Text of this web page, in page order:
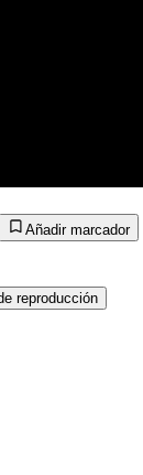
Añadir marcador
reproducción